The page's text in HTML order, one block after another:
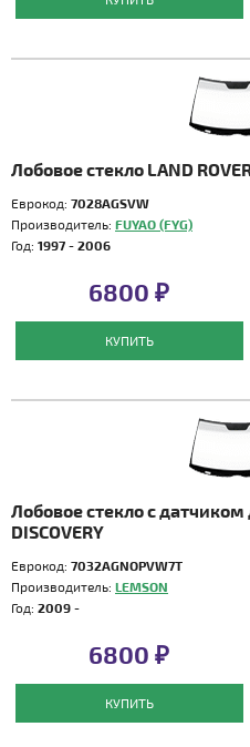
Лобовое стекло LAND
Еврокод: 7028AGSVW
Производитель: FUYAO (FYG)
Год: 1997 - 2006
6800 ₽
КУПИТЬ
Лобовое стекло с датчиком
DISCOVERY
Еврокод: 7032AGNOPVW7T
Производитель: LEMSON
Год: 2009 -
6800 ₽
КУПИТЬ